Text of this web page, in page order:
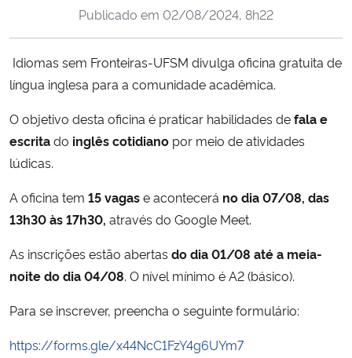
Ministério da Cidadania
Ministério de Minas e Energia
Ministério da Ciência, Tecnologia, Inovações e Comunicações
Ministério do Turismo
Ministério do Desenvolvimento Regional
Controladoria-Geral da União
Ministério da Mulher, da Família e dos Direitos Humanos
Publicado em 02/08/2024, 8h22
Idiomas sem Fronteiras-UFSM divulga oficina gratuita de
língua inglesa para a comunidade acadêmica.
O objetivo desta oficina é praticar habilidades defala e
escritado inglês cotidiano por meio de atividades
lúdicas.
A oficina tem 15 vagase acontecerá no dia 07/08, das
13h30 às 17h30, através do Google Meet.
As inscrições estão abertas do dia 01/08 até a meia-
noite do dia 04/08. O nível mínimo é A2 (básico).
Para se inscrever, preencha o seguinte formulário:
https://forms.gle/x44NcC1FzY4g6UYm7